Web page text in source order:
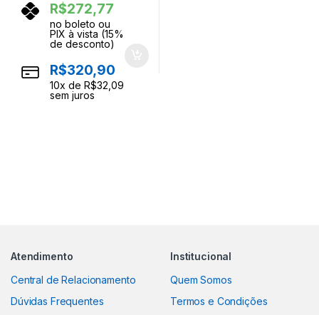
R$272,77
no boleto ou
PIX à vista (15%
de desconto)
R$320,90
10x de R$32,09
sem juros
Atendimento
Central de Relacionamento
Dúvidas Frequentes
Institucional
Quem Somos
Termos e Condições